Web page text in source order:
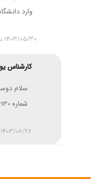
وارد
1403/05/30 در 15:14
کارشناس
سلام
شماره
1403/06/26 در 17:41